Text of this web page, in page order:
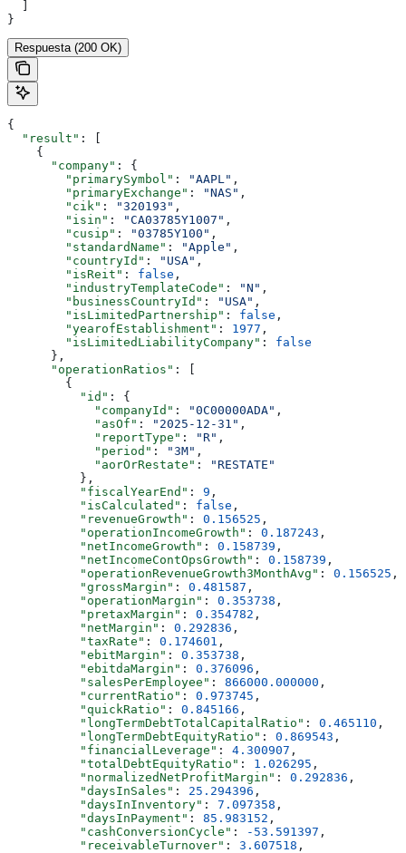
}
Respuesta (200 OK)
{
  "result"
: [
    {
      "company"
: {
        "primarySymbol"
: "AAPL" ,
        "primaryExchange"
: "NAS" ,
        "cik"
: "320193" ,
        "isin"
: "CA03785Y1007" ,
        "cusip"
: "03785Y100" ,
        "standardName"
: "Apple" ,
        "countryId"
: "USA" ,
        "isReit"
: false ,
        "industryTemplateCode"
: "N" ,
        "businessCountryId"
: "USA" ,
        "isLimitedPartnership"
: false ,
        "yearofEstablishment"
: 1977 ,
        "isLimitedLiabilityCompany"
: false
      },
      "operationRatios"
: [
        {
          "id"
: {
            "companyId"
: "0C00000ADA" ,
            "asOf"
: "2025-12-31" ,
            "reportType"
: "R" ,
            "period"
: "3M" ,
            "aorOrRestate"
:
"RESTATE"
          },
          "fiscalYearEnd"
: 9 ,
          "isCalculated"
: false ,
          "revenueGrowth"
: 0.156525 ,
          "operationIncomeGrowth"
: 0.187243 ,
          "netIncomeGrowth"
: 0.158739 ,
          "netIncomeContOpsGrowth"
: 0.158739 ,
          "operationRevenueGrowth3MonthAvg"
: 0.156525 ,
          "grossMargin"
: 0.481587 ,
          "operationMargin"
: 0.353738 ,
          "pretaxMargin"
: 0.354782 ,
          "netMargin"
: 0.292836 ,
          "taxRate"
: 0.174601 ,
          "ebitMargin"
: 0.353738 ,
          "ebitdaMargin"
: 0.376096 ,
          "salesPerEmployee"
: 866000.000000 ,
          "currentRatio"
: 0.973745 ,
          "quickRatio"
: 0.845166 ,
          "longTermDebtTotalCapitalRatio"
: 0.465110 ,
          "longTermDebtEquityRatio"
: 0.869543 ,
          "financialLeverage"
: 4.300907 ,
          "totalDebtEquityRatio"
: 1.026295 ,
          "normalizedNetProfitMargin"
: 0.292836 ,
          "daysInSales"
: 25.294396 ,
          "daysInInventory"
: 7.097358 ,
          "daysInPayment"
: 85.983152 ,
          "cashConversionCycle"
: -53.591397 ,
          "receivableTurnover"
: 3.607518 ,